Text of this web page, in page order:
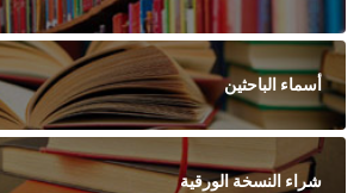
أسماء الباحثين
شراء النسخة الورقية